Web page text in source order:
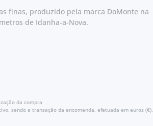
finas, produzido pela marca DoMonte na
de Idanha-a-Nova.
da compra
sendo a transação da encomenda, efetuada em euros (€).